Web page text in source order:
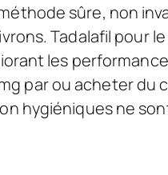
sûre, non
Tadalafil pour
les
par ou acheter du
hygiéniques ne